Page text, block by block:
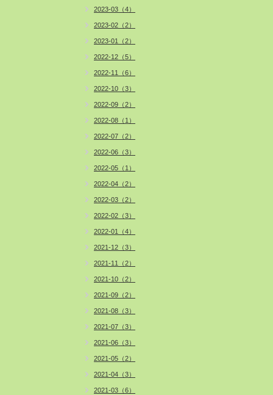
2023-03（4）
2023-02（2）
2023-01（2）
2022-12（5）
2022-11（6）
2022-10（3）
2022-09（2）
2022-08（1）
2022-07（2）
2022-06（3）
2022-05（1）
2022-04（2）
2022-03（2）
2022-02（3）
2022-01（4）
2021-12（3）
2021-11（2）
2021-10（2）
2021-09（2）
2021-08（3）
2021-07（3）
2021-06（3）
2021-05（2）
2021-04（3）
2021-03（6）